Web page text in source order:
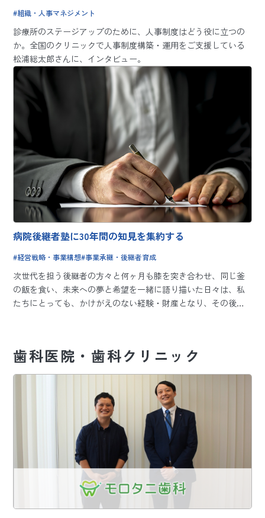
組織・人事マネジメント
診療所のステージアップのために、人事制度はどう役に立つの
か。全国のクリニックで人事制度構築・運用をご支援している
松浦総太郎さんに、インタビュー。
病院後継者塾に30年間の知見を集約する
経営戦略・事業構想 事業承継・後継者育成
次世代を担う後継者の方々と何ヶ月も膝を突き合わせ、同じ釜
の飯を食い、未来への夢と希望を一緒に語り描いた日々は、私
たちにとっても、かけがえのない経験・財産となり、その後の
って来ました。
そして当時を知る理事長の方々から、再び「病院後継者塾」を
開講してほしいとお声がけをいただくようになったのです。
歯科医院・歯科クリニック